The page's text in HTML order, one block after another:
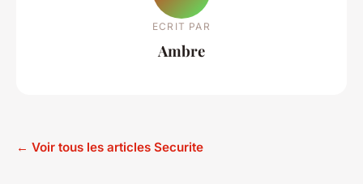
ECRIT PAR
Ambre
← Voir tous les articles Securite